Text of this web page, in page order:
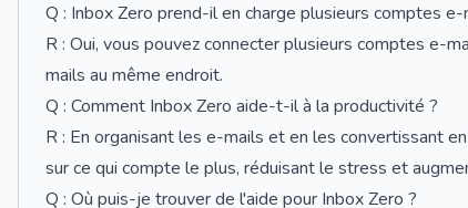
Q : Inbox Zero prend-il en charge plusieurs comptes e-
R : Oui, vous pouvez connecter plusieurs comptes e-
mails au même endroit.
Q : Comment Inbox Zero aide-t-il à la productivité ?
R : En organisant les e-mails et en les convertissant
sur ce qui compte le plus, réduisant le stress et
Q : Où puis-je trouver de l'aide pour Inbox Zero ?